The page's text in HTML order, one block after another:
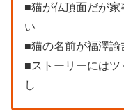
■猫が仏頂面だが
い
■猫の名前が福澤諭
■ストーリーには
し